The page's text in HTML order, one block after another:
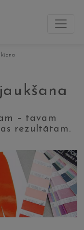
– tavam
rezultātam.